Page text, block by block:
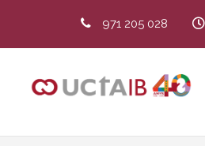
971 205 028